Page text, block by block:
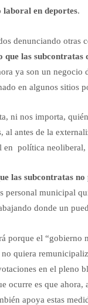
laboral en deportes.
denunciando
que las
ya son un
en algunos sitios
ni nos importa,
antes de la
en política neoliberal,
las subcontratas
personal municipal
donde un
porque el
quiera
en el pleno
ocurre es que
apoya estas